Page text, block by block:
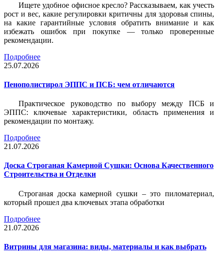
Ищете удобное офисное кресло? Рассказываем, как учесть
рост и вес, какие регулировки критичны для здоровья спины,
на какие гарантийные условия обратить внимание и как
избежать ошибок при покупке — только проверенные
рекомендации.
Подробнее
25.07.2026
Пенополистирол ЭППС и ПСБ: чем отличаются
Практическое руководство по выбору между ПСБ и
ЭППС: ключевые характеристики, область применения и
рекомендации по монтажу.
Подробнее
21.07.2026
Доска Строганая Камерной Сушки: Основа Качественного
Строительства и Отделки
Строганая доска камерной сушки – это пиломатериал,
который прошел два ключевых этапа обработки
Подробнее
21.07.2026
Витрины для магазина: виды, материалы и как выбрать